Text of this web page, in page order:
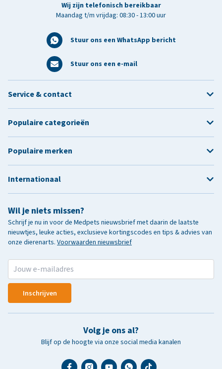
Wij zijn telefonisch bereikbaar
Maandag t/m vrijdag: 08:30 - 13:00 uur
Stuur ons een WhatsApp bericht
Stuur ons een e-mail
Wil je niets missen?
Schrijf je nu in voor de Medpets nieuwsbrief met daarin de laatste
nieuwtjes, leuke acties, exclusieve kortingscodes en tips & advies van
onze dierenarts. Voorwaarden nieuwsbrief
Inschrijven
Volg je ons al?
Blijf op de hoogte via onze social media kanalen
Service & contact
Populaire categorieën
Populaire merken
Internationaal